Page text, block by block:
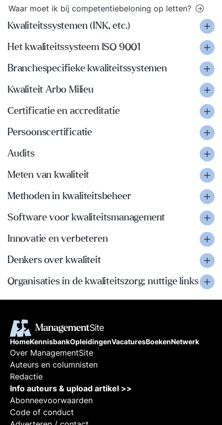
Waar moet ik bij competentiebeloning op letten?
Kwaliteitssystemen (INK, etc.)
Het kwaliteitssysteem ISO 9001
Branchespecifieke kwaliteitssystemen
Kwaliteit Arbo Milieu
Certificatie en accreditatie
Persoonscertificatie
Audits
Meten van kwaliteit
Methoden in kwaliteitsbeheer
Software voor kwaliteitsmanagement
Innovatie en verbeteren
Denkers over kwaliteit
Organisaties in de kwaliteitszorg; nuttige links
HomeKennisbankOpleidingenVacaturesBoekenNetwerk
Over ManagementSite
Auteurs en columnisten
Redactie
Info auteurs & upload artikel >>
Abonneevoorwaarden
Code of conduct